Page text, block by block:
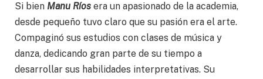
Si bien Manu Ríos era un apasionado de la academia,
desde pequeño tuvo claro que su pasión era el arte.
Compaginó sus estudios con clases de música y
danza, dedicando gran parte de su tiempo a
desarrollar sus habilidades interpretativas. Su